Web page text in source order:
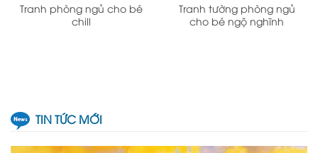
Tranh phòng ngủ cho bé
chill
Tranh tường phòng ngủ
cho bé ngộ nghĩnh
TIN TỨC MỚI